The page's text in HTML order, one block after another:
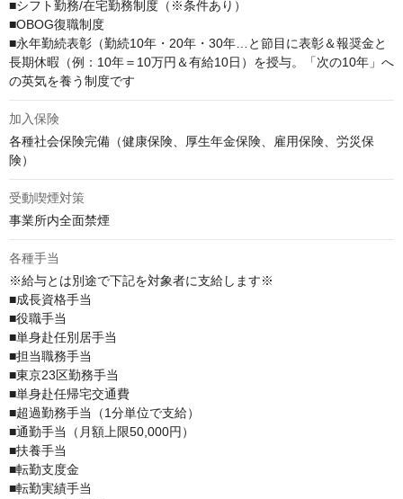
■シフト勤務/在宅勤務制度（※条件あり）
■OBOG復職制度
■永年勤続表彰（勤続10年・20年・30年…と節目に表彰＆報奨金と
長期休暇（例：10年＝10万円＆有給10日）を授与。「次の10年」へ
の英気を養う制度です
加入保険
各種社会保険完備（健康保険、厚生年金保険、雇用保険、労災保
険）
受動喫煙対策
事業所内全面禁煙
各種手当
※給与とは別途で下記を対象者に支給します※
■成長資格手当
■役職手当
■単身赴任別居手当
■担当職務手当
■東京23区勤務手当
■単身赴任帰宅交通費
■超過勤務手当（1分単位で支給）
■通勤手当（月額上限50,000円）
■扶養手当
■転勤支度金
■転勤実績手当